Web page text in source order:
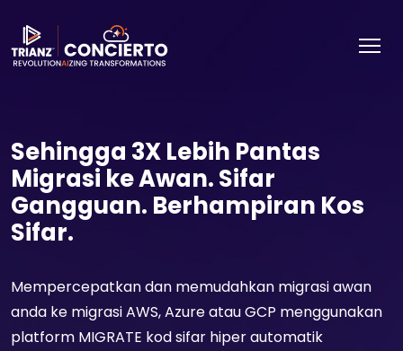
Sehingga 3X Lebih Pantas
Migrasi ke Awan. Sifar
Gangguan. Berhampiran Kos
Sifar.
Mempercepatkan dan memudahkan migrasi awan
anda ke migrasi AWS, Azure atau GCP menggunakan
platform MIGRATE kod sifar hiper automatik